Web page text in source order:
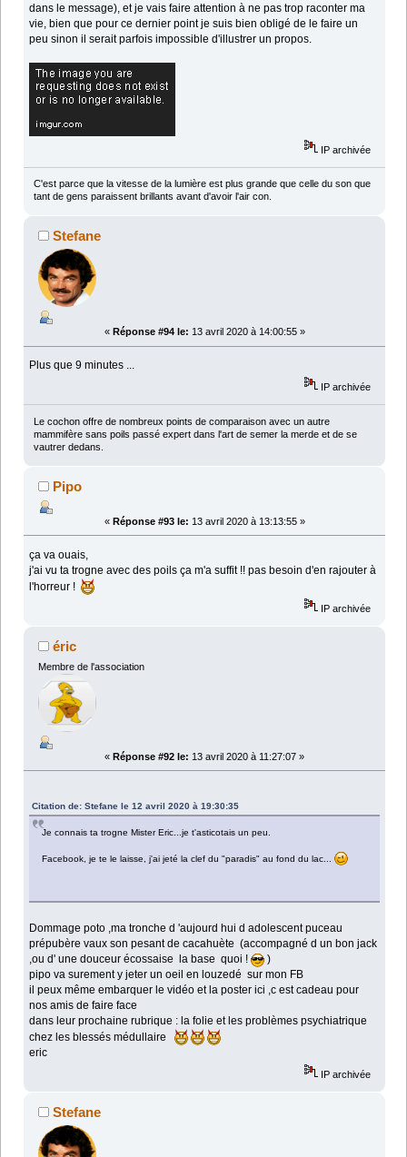
dans le message), et je vais faire attention à ne pas trop raconter ma
vie, bien que pour ce dernier point je suis bien obligé de le faire un
peu sinon il serait parfois impossible d'illustrer un propos.
IP archivée
C'est parce que la vitesse de la lumière est plus grande que celle du son que
tant de gens paraissent brillants avant d'avoir l'air con.
Stefane
« Réponse #94 le: 13 avril 2020 à 14:00:55 »
Plus que 9 minutes ...
IP archivée
Le cochon offre de nombreux points de comparaison avec un autre
mammifère sans poils passé expert dans l'art de semer la merde et de se
vautrer dedans.
Pipo
« Réponse #93 le: 13 avril 2020 à 13:13:55 »
ça va ouais,
j'ai vu ta trogne avec des poils ça m'a suffit !! pas besoin d'en rajouter à
l'horreur !
IP archivée
éric
Membre de l'association
« Réponse #92 le: 13 avril 2020 à 11:27:07 »
Citation de: Stefane le 12 avril 2020 à 19:30:35
Je connais ta trogne Mister Eric...je t'asticotais un peu.
Facebook, je te le laisse, j'ai jeté la clef du "paradis" au fond du lac...
Dommage poto ,ma tronche d 'aujourd hui d adolescent puceau
prépubère vaux son pesant de cacahuète (accompagné d un bon jack
,ou d' une douceur écossaise la base quoi !
)
pipo va surement y jeter un oeil en louzedé sur mon FB
il peux même embarquer le vidéo et la poster ici ,c est cadeau pour
nos amis de faire face
dans leur prochaine rubrique : la folie et les problèmes psychiatrique
chez les blessés médullaire
eric
IP archivée
Stefane